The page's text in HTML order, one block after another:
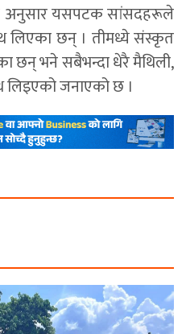
अनुसार यसपटक सांसदहरूले
लिएका छन् । तीमध्ये संस्कृत
छन् भने सबैभन्दा धेरै मैथिली,
लिइएको जनाएको छ ।